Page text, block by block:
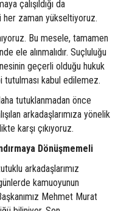
çalışıldığı da
zaman yükseltiyoruz.
Bu mesele, tamamen
ele alınmalıdır. Suçluluğu
geçerli olduğu hukuk
kabul edilemez.
tutuklanmadan önce
arkadaşlarımıza yönelik
karşı çıkıyoruz.
Dönüşmemeli
arkadaşlarımız
kamuoyunun
Mehmet Murat